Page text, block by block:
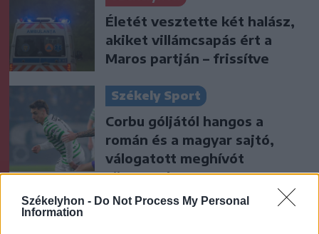
Székelyhon - Do Not Process My Personal
Information
Életét vesztette két halász,
akiket villámcsapás ért a
Maros partján – frissítve
Székely Sport
Corbu góljától hangos a
román és a magyar sajtó,
válogatott meghívót
sürgetnek